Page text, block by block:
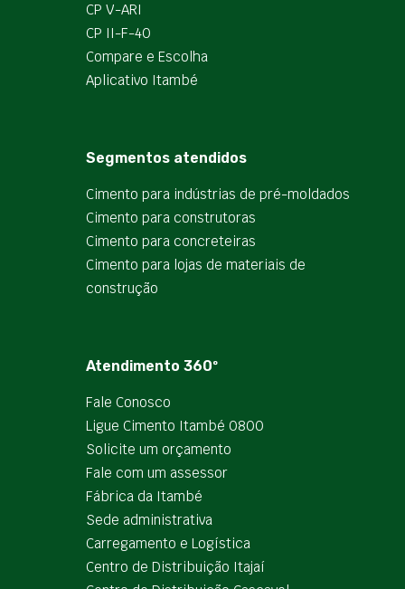
CP V-ARI
CP II-F-40
Compare e Escolha
Aplicativo Itambé
Segmentos atendidos
Cimento para indústrias de pré-moldados
Cimento para construtoras
Cimento para concreteiras
Cimento para lojas de materiais de
construção
Atendimento 360º
Fale Conosco
Ligue Cimento Itambé 0800
Solicite um orçamento
Fale com um assessor
Fábrica da Itambé
Sede administrativa
Carregamento e Logística
Centro de Distribuição Itajaí